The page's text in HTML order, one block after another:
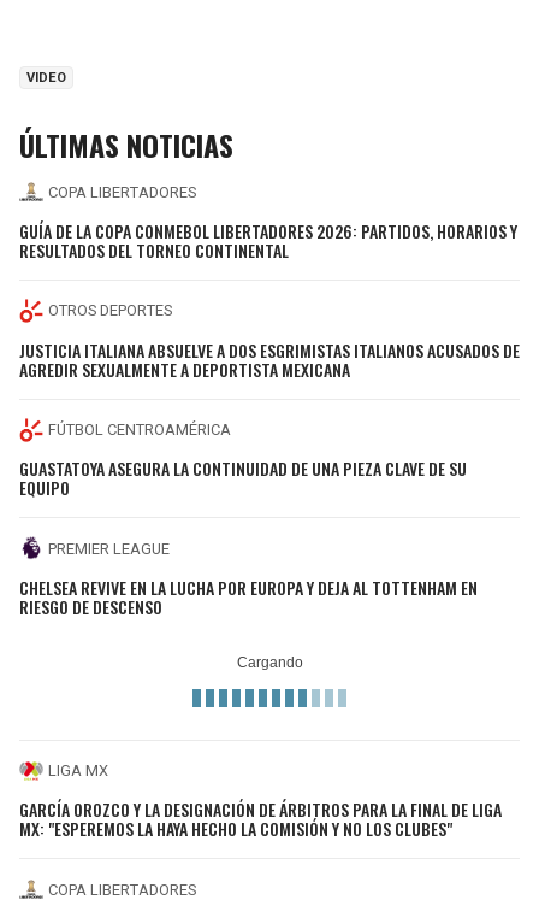
VIDEO
ÚLTIMAS NOTICIAS
COPA LIBERTADORES
GUÍA DE LA COPA CONMEBOL LIBERTADORES 2026: PARTIDOS, HORARIOS Y
RESULTADOS DEL TORNEO CONTINENTAL
OTROS DEPORTES
JUSTICIA ITALIANA ABSUELVE A DOS ESGRIMISTAS ITALIANOS ACUSADOS DE
AGREDIR SEXUALMENTE A DEPORTISTA MEXICANA
FÚTBOL CENTROAMÉRICA
GUASTATOYA ASEGURA LA CONTINUIDAD DE UNA PIEZA CLAVE DE SU
EQUIPO
PREMIER LEAGUE
CHELSEA REVIVE EN LA LUCHA POR EUROPA Y DEJA AL TOTTENHAM EN
RIESGO DE DESCENSO
LIGA MX
GARCÍA OROZCO Y LA DESIGNACIÓN DE ÁRBITROS PARA LA FINAL DE LIGA
MX: "ESPEREMOS LA HAYA HECHO LA COMISIÓN Y NO LOS CLUBES"
COPA LIBERTADORES